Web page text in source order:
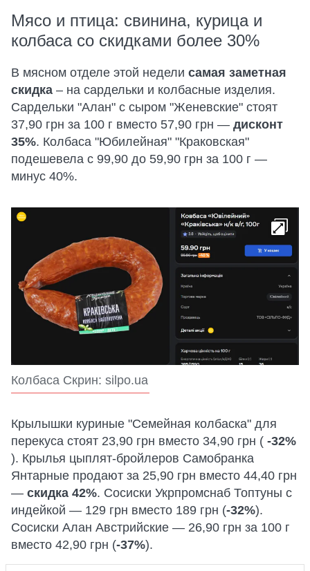
Мясо и птица: свинина, курица и
колбаса со скидками более 30%
В мясном отделе этой недели самая заметная
скидка – на сардельки и колбасные изделия.
Сардельки "Алан" с сыром "Женевские" стоят
37,90 грн за 100 г вместо 57,90 грн — дисконт
35%. Колбаса "Юбилейная" "Краковская"
подешевела с 99,90 до 59,90 грн за 100 г —
минус 40%.
Колбаса Скрин: silpo.ua
Крылышки куриные "Семейная колбаска" для
перекуса стоят 23,90 грн вместо 34,90 грн ( -32%
). Крылья цыплят-бройлеров Самобранка
Янтарные продают за 25,90 грн вместо 44,40 грн
— скидка 42%. Сосиски Укрпромснаб Топтуны с
индейкой — 129 грн вместо 189 грн (-32%).
Сосиски Алан Австрийские — 26,90 грн за 100 г
вместо 42,90 грн (-37%).